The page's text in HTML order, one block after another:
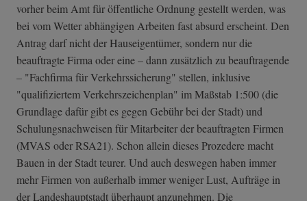
vorher beim Amt für öffentliche Ordnung gestellt werden, was
bei vom Wetter abhängigen Arbeiten fast absurd erscheint. Den
Antrag darf nicht der Hauseigentümer, sondern nur die
beauftragte Firma oder eine – dann zusätzlich zu beauftragende
– "Fachfirma für Verkehrssicherung" stellen, inklusive
"qualifiziertem Verkehrszeichenplan" im Maßstab 1:500 (die
Grundlage dafür gibt es gegen Gebühr bei der Stadt) und
Schulungsnachweisen für Mitarbeiter der beauftragten Firmen
(MVAS oder RSA21). Schon allein dieses Prozedere macht
Bauen in der Stadt teurer. Und auch deswegen haben immer
mehr Firmen von außerhalb immer weniger Lust, Aufträge in
der Landeshauptstadt überhaupt anzunehmen. Die